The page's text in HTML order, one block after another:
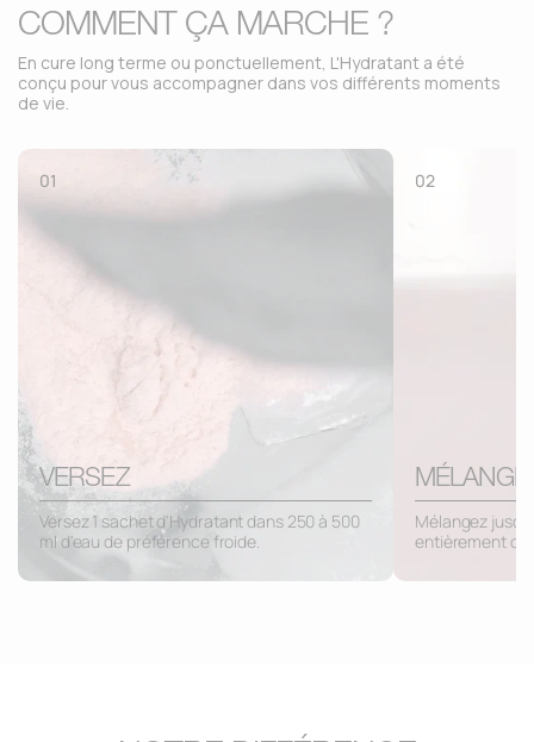
COMMENT ÇA MARCHE ?
En cure long terme ou ponctuellement, L'Hydratant a été
conçu pour vous accompagner dans vos différents moments
de vie.
01
VERSEZ
Versez 1 sachet d'Hydratant dans 250 à 500
ml d'eau de préférence froide.
02
Mélangez
entièrement